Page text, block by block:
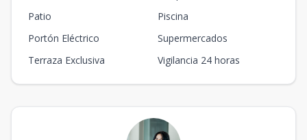
Patio
Piscina
Portón Eléctrico
Supermercados
Terraza Exclusiva
Vigilancia 24 horas